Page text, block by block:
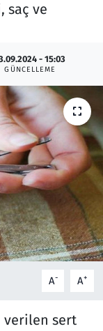
saç ve
- 15:03
GÜNCELLEME
A- A+
verilen sert